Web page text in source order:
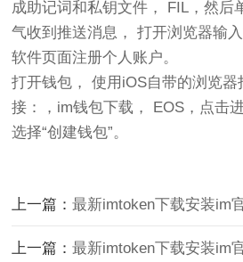
成助记词和私钥文件， FIL，然后
气收到推送消息， 打开浏览器输
软件页面注册个人账户。
打开钱包， 使用iOS自带的浏览器
接：，im钱包下载， EOS，点击
选择“创建钱包”。
上一篇：最新imtoken下载安装im官网_
上一篇：最新imtoken下载安装im官网_